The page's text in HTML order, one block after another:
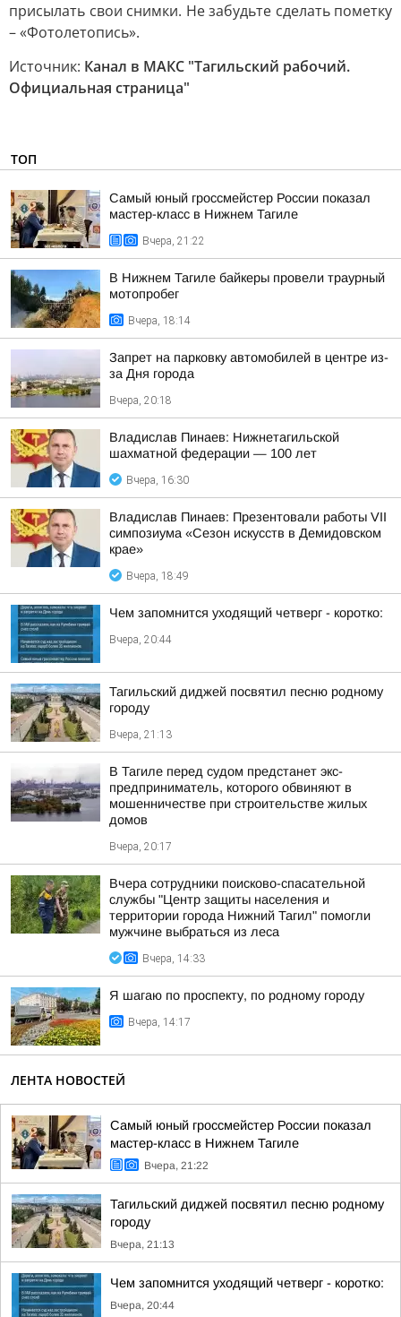
присылать свои снимки. Не забудьте сделать пометку
– «Фотолетопись».
Источник: Канал в МАКС "Тагильский рабочий.
Официальная страница"
ТОП
Самый юный гроссмейстер России показал
мастер-класс в Нижнем Тагиле
Вчера, 21:22
В Нижнем Тагиле байкеры провели траурный
мотопробег
Вчера, 18:14
Запрет на парковку автомобилей в центре из-
за Дня города
Вчера, 20:18
Владислав Пинаев: Нижнетагильской
шахматной федерации — 100 лет
Вчера, 16:30
Владислав Пинаев: Презентовали работы VII
симпозиума «Сезон искусств в Демидовском
крае»
Вчера, 18:49
Чем запомнится уходящий четверг - коротко:
Вчера, 20:44
Тагильский диджей посвятил песню родному
городу
Вчера, 21:13
В Тагиле перед судом предстанет экс-
предприниматель, которого обвиняют в
мошенничестве при строительстве жилых
домов
Вчера, 20:17
Вчера сотрудники поисково-спасательной
службы "Центр защиты населения и
территории города Нижний Тагил" помогли
мужчине выбраться из леса
Вчера, 14:33
Я шагаю по проспекту, по родному городу
Вчера, 14:17
ЛЕНТА НОВОСТЕЙ
Самый юный гроссмейстер России показал
мастер-класс в Нижнем Тагиле
Вчера, 21:22
Тагильский диджей посвятил песню родному
городу
Вчера, 21:13
Чем запомнится уходящий четверг - коротко:
Вчера, 20:44